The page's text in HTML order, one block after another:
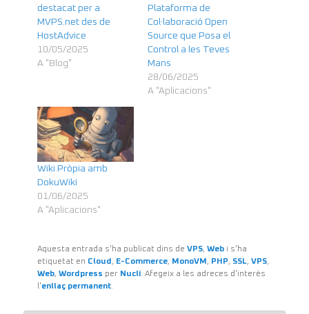
destacat per a
MVPS.net des de
HostAdvice
10/05/2025
A "Blog"
Plataforma de
Col·laboració Open
Source que Posa el
Control a les Teves
Mans
28/06/2025
A "Aplicacions"
Wiki Pròpia amb
DokuWiki
01/06/2025
A "Aplicacions"
Aquesta entrada s'ha publicat dins de VPS, Web i s'ha
etiquetat en Cloud , E-Commerce, MonoVM , PHP, SSL, VPS,
Web, Wordpress per Nucli. Afegeix a les adreces d'interès
l'enllaç permanent.